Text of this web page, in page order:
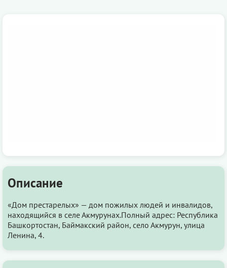
Описание
«Дом престарелых» — дом пожилых людей и инвалидов,
находящийся в селе Акмурунах.Полный адрес: Республика
Башкортостан, Баймакский район, село Акмурун, улица
Ленина, 4.